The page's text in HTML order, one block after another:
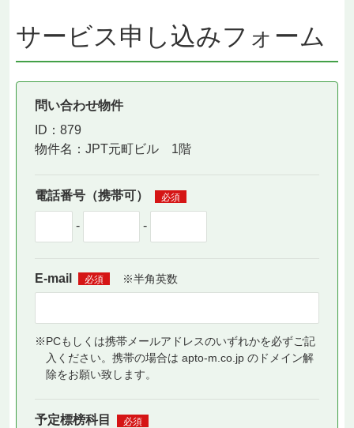
サービス申し込みフォーム
問い合わせ物件
ID：879
物件名： JPT元町ビル 1階
電話番号（携帯可） 必須
- -
E-mail 必須 ※半角英数
※PCもしくは携帯メールアドレスのいずれかを必ずご記
入ください。携帯の場合は apto-m.co.jp のドメイン解
除をお願い致します。
予定標榜科目 必須